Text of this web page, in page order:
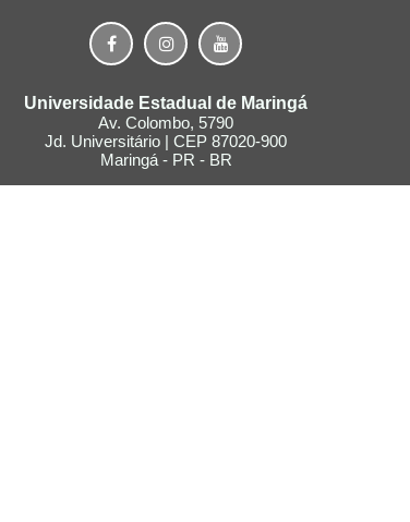
Universidade Estadual de Maringá
Av. Colombo, 5790
Jd. Universitário | CEP 87020-900
Maringá - PR - BR